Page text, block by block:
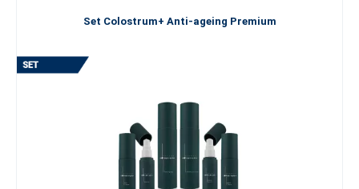
Set Colostrum+ Anti-ageing Premium